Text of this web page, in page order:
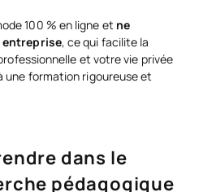
100 % en ligne et ne
entreprise, ce qui facilite la
et votre vie privée
une formation rigoureuse et
dans le
pédagogique